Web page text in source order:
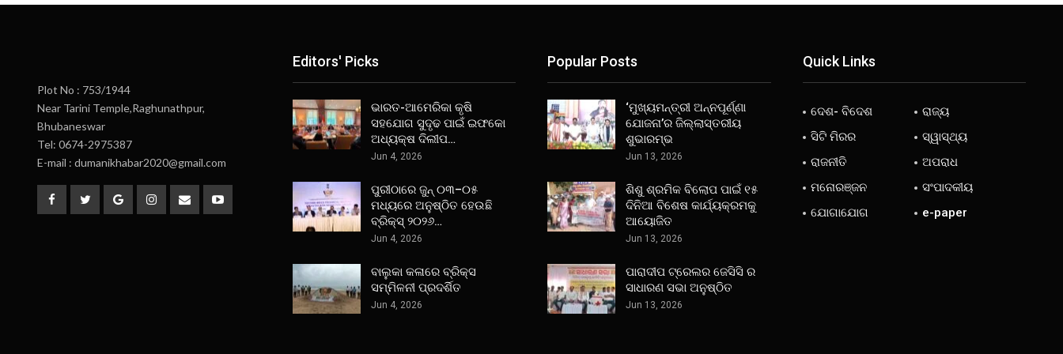
Plot No : 753/1944
Near Tarini Temple,Raghunathpur,
Bhubaneswar
Tel: 0674-2975387
E-mail : dumanikhabar2020@gmail.com
Editors' Picks
ଭାରତ-ଆମେରିକା କୃଷି
ସହଯୋଗ ସୁଦୃଢ ପାଇଁ ଇଫକୋ
ଅଧ୍ୟକ୍ଷ ଦିଲୀପ…
Jun 4, 2026
ପୁରୀଠାରେ ଜୁନ୍ ୦୩–୦୫
ମଧ୍ୟରେ ଅନୁଷ୍ଠିତ ହେଉଛି
ବ୍ରିକ୍ସ୍ ୨୦୨୬…
Jun 4, 2026
ବାଲୁକା କଳାରେ ବ୍ରିକ୍ସ
ସମ୍ମିଳନୀ ପ୍ରଦର୍ଶିତ
Jun 4, 2026
Popular Posts
‘ମୁଖ୍ୟମନ୍ତ୍ରୀ ଅନ୍ନପୂର୍ଣ୍ଣା
ଯୋଜନା’ର ଜିଲ୍ଲାସ୍ତରୀୟ
ଶୁଭାରମ୍ଭ
Jun 13, 2026
ଶିଶୁ ଶ୍ରମିକ ବିଲୋପ ପାଇଁ ୧୫
ଦିନିଆ ବିଶେଷ କାର୍ଯ୍ୟକ୍ରମକୁ
ଆୟୋଜିତ
Jun 13, 2026
ପାରାଦୀପ ଟ୍ରେଲର ଜେସିସି ର
ସାଧାରଣ ସଭା ଅନୁଷ୍ଠିତ
Jun 13, 2026
Quick Links
ଦେଶ- ବିଦେଶ
ରାଜ୍ୟ
ସିଟି ମିରର
ସ୍ୱାସ୍ଥ୍ୟ
ରାଜନୀତି
ଅପରାଧ
ମନୋରଞ୍ଜନ
ସଂପାଦକୀୟ
ଯୋଗାଯୋଗ
e-paper